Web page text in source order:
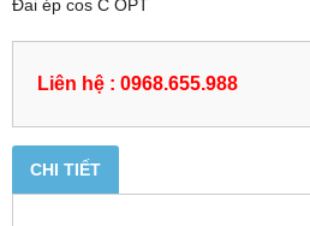
Đai ép cos C OPT
Liên hệ : 0968.655.988
CHI TIẾT